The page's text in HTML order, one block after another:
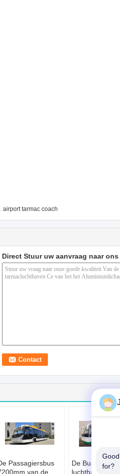
airport tarmac coach
Direct Stuur uw aanvraag naar ons
Passagiersbus
van de
De Bus van het
for?